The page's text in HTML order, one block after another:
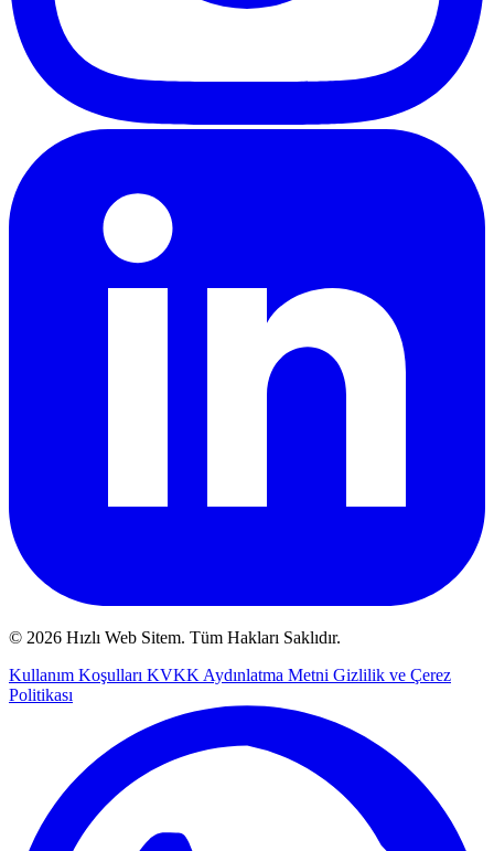
© 2026 Hızlı Web Sitem. Tüm Hakları Saklıdır.
Kullanım Koşulları KVKK Aydınlatma Metni Gizlilik ve Çerez
Politikası